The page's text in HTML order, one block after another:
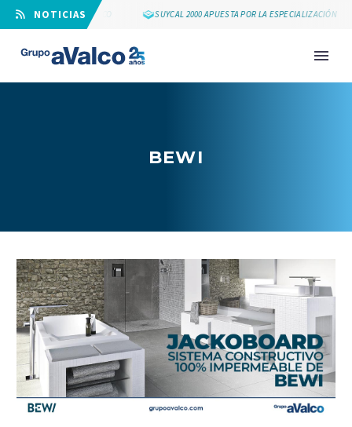
⠀NOTICIAS
25 AÑOS DE GRUPO AVALCO SUYCAL 2000 APUESTA POR LA ESPECIALIZACIÓN
NOVEDAD
BEWI